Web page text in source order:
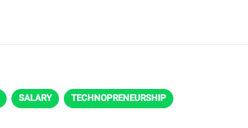
SALARY TECHNOPRENEURSHIP